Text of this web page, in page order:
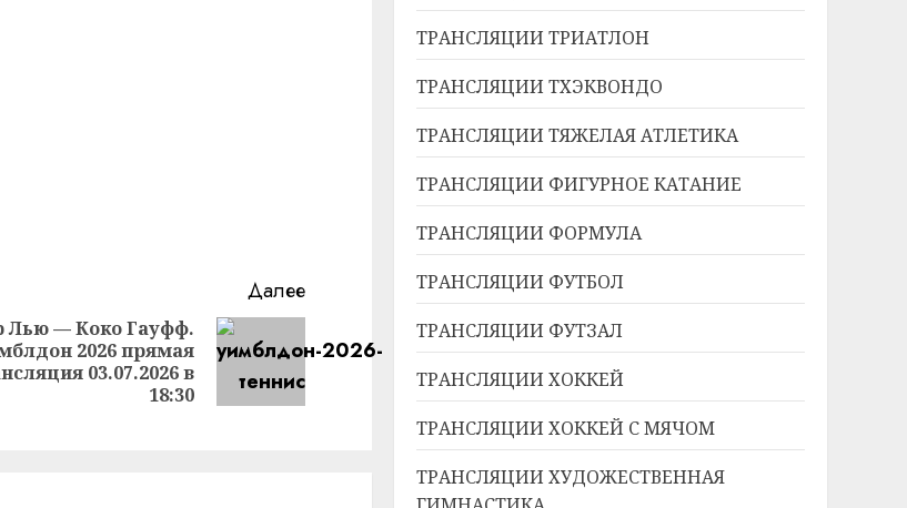
Далее
Лью — Коко Гауфф.
2026 прямая
03.07.2026 в
18:30
ТРАНСЛЯЦИИ ТРИАТЛОН
ТРАНСЛЯЦИИ ТХЭКВОНДО
ТРАНСЛЯЦИИ ТЯЖЕЛАЯ АТЛЕТИКА
ТРАНСЛЯЦИИ ФИГУРНОЕ КАТАНИЕ
ТРАНСЛЯЦИИ ФОРМУЛА
ТРАНСЛЯЦИИ ФУТБОЛ
ТРАНСЛЯЦИИ ФУТЗАЛ
ТРАНСЛЯЦИИ ХОККЕЙ
ТРАНСЛЯЦИИ ХОККЕЙ С МЯЧОМ
ТРАНСЛЯЦИИ ХУДОЖЕСТВЕННАЯ